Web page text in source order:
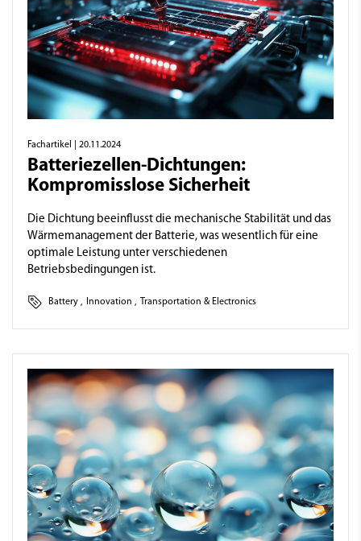
Fachartikel | 20.11.2024
Batteriezellen-Dichtungen:
Kompromisslose Sicherheit
Die Dichtung beeinflusst die mechanische Stabilität und das
Wärmemanagement der Batterie, was wesentlich für eine
optimale Leistung unter verschiedenen
Betriebsbedingungen ist.
Battery , Innovation , Transportation & Electronics